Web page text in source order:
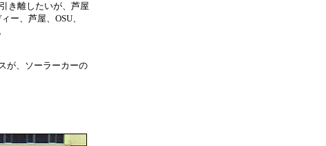
き離したいが、芦屋
ー、芦屋、OSU、
が、ソーラーカーの